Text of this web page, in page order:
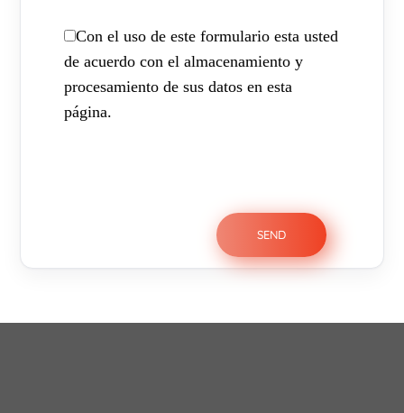
Con el uso de este formulario esta usted
de acuerdo con el almacenamiento y
procesamiento de sus datos en esta
página.